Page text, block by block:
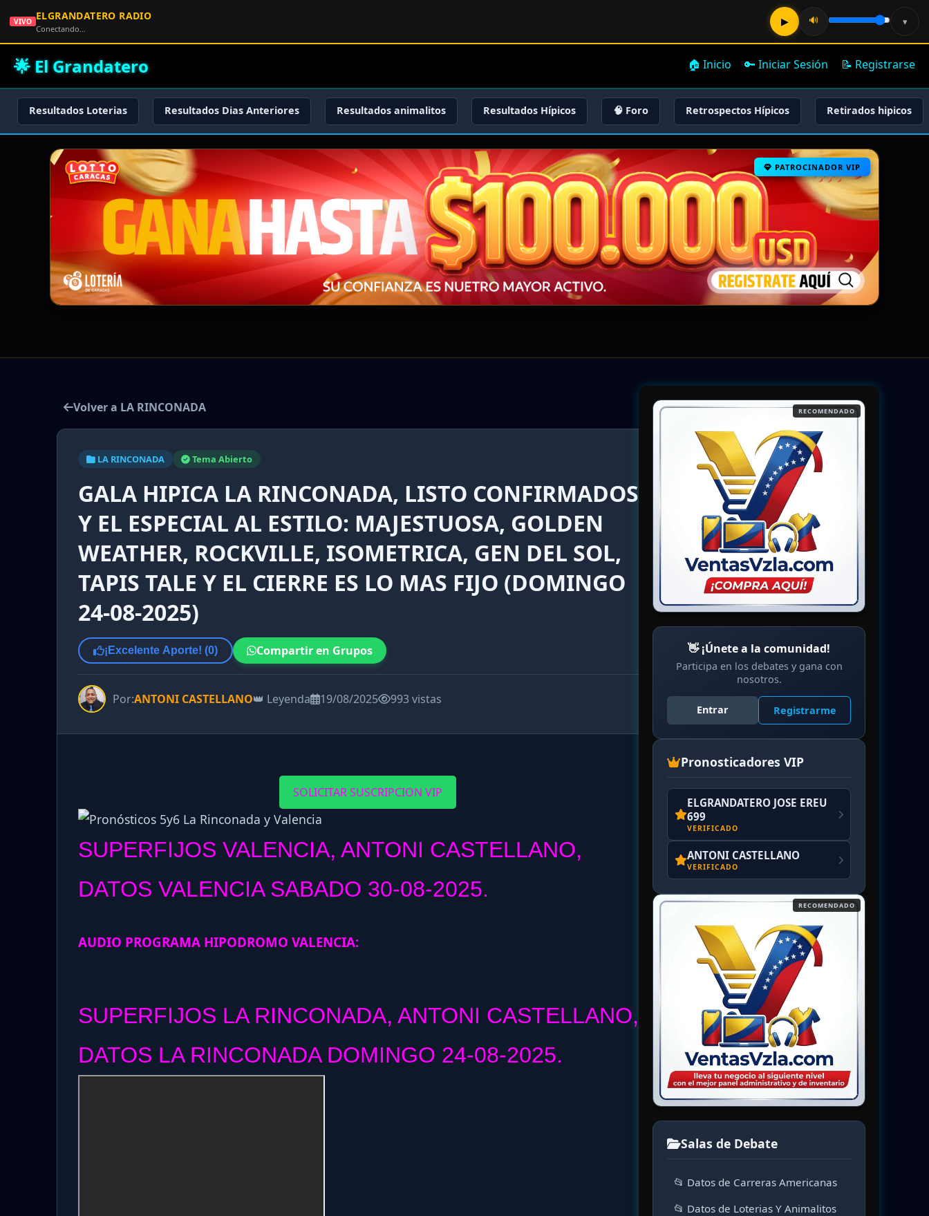
🌟 El Grandatero 🏠 Inicio 🔑 Iniciar Sesión 📝 Registrarse
Resultados Loterias Resultados Dias Anteriores Resultados animalitos Resultados Hípicos 🧠 Foro Retrospectos Hípicos Retirados hipicos
PATROCINADOR VIP
Volver a LA RINCONADA
LA RINCONADA Tema Abierto
GALA HIPICA LA RINCONADA, LISTO CONFIRMADOS
Y EL ESPECIAL AL ESTILO: MAJESTUOSA, GOLDEN
WEATHER, ROCKVILLE, ISOMETRICA, GEN DEL SOL,
TAPIS TALE Y EL CIERRE ES LO MAS FIJO (DOMINGO
24-08-2025)
¡Excelente Aporte! (0) Compartir en Grupos
Por:ANTONI CASTELLANO👑 Leyenda 19/08/2025 993 vistas
SOLICITAR SUSCRIPCION VIP
SUPERFIJOS VALENCIA, ANTONI CASTELLANO,
DATOS VALENCIA SABADO 30-08-2025.
AUDIO PROGRAMA HIPODROMO VALENCIA:
SUPERFIJOS LA RINCONADA, ANTONI CASTELLANO,
DATOS LA RINCONADA DOMINGO 24-08-2025.
RECOMENDADO
👋 ¡Únete a la comunidad!
Participa en los debates y gana con
nosotros.
Entrar Registrarme
Pronosticadores VIP
ELGRANDATERO JOSE EREU
699
VERIFICADO
ANTONI CASTELLANO
VERIFICADO
RECOMENDADO
Salas de Debate
📂 Datos de Carreras Americanas
📂 Datos de Loterias Y Animalitos
VIVO ELGRANDATERO RADIO
Conectando…
▶ 🔊 ▾